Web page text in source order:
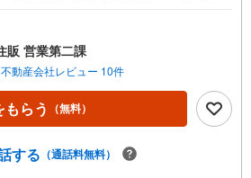
センチュリー21アース住販のポイント】
獲得店舗◆全国約970店舗あるセンチュリ
中でも、アメリカ本部が設ける一定基準
4％しか受賞できない賞。それが「センチ
。弊社はそのセンチュリオンを2002年から
取り続けております。◆住宅ローン相談会
諸費用の概算も行っております。人生最大
販 営業第二課
不動産会社レビュー 10件
もらう （無料）
する （通話料無料）